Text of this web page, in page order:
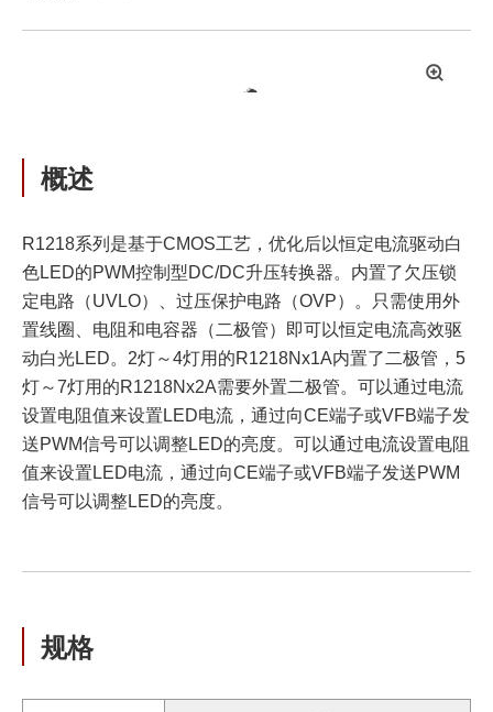
拡
概述
R1218系列是基于CMOS工艺，优化后以恒定电流驱动白
色LED的PWM控制型DC/DC升压转换器。内置了欠压锁
定电路（UVLO）、过压保护电路（OVP）。只需使用外
置线圈、电阻和电容器（二极管）即可以恒定电流高效驱
动白光LED。2灯～4灯用的R1218Nx1A内置了二极管，5
灯～7灯用的R1218Nx2A需要外置二极管。可以通过电流
设置电阻值来设置LED电流，通过向CE端子或VFB端子发
送PWM信号可以调整LED的亮度。可以通过电流设置电阻
值来设置LED电流，通过向CE端子或VFB端子发送PWM
信号可以调整LED的亮度。
规格